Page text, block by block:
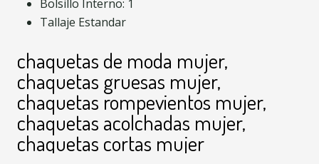
Bolsillo Interno: 1
Tallaje Estandar
chaquetas de moda mujer,
chaquetas gruesas mujer,
chaquetas rompevientos mujer,
chaquetas acolchadas mujer,
chaquetas cortas mujer